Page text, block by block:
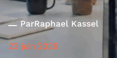
ParRaphael Kassel
23 juin 2026